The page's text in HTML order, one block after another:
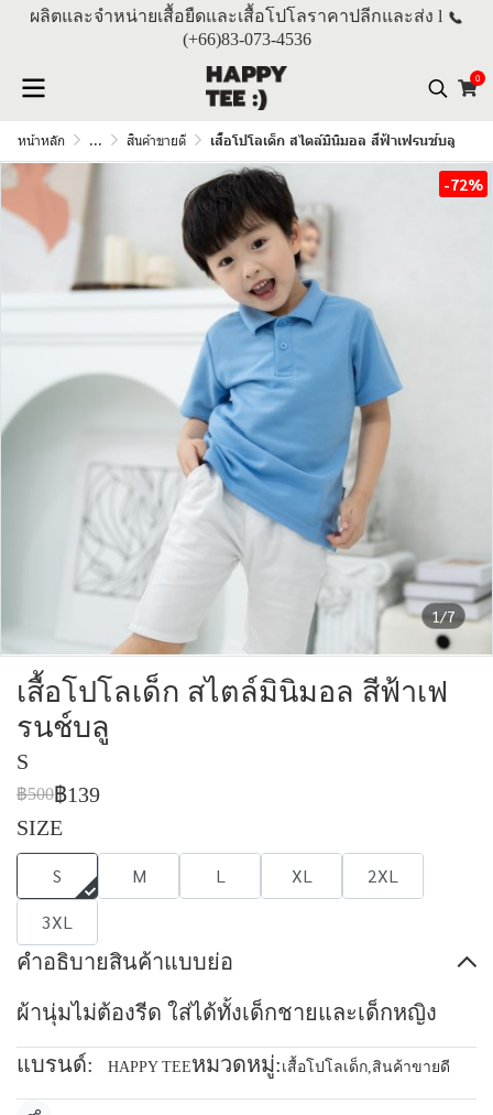
ผลิตและจำหน่ายเสื้อยืดและเสื้อโปโลราคาปลีกและส่ง l
(+66)83-073-4536
0
หน้าหลัก ... สินค้าขายดี เสื้อโปโลเด็ก สไตล์มินิมอล สีฟ้าเฟรนช์บลู
1/7
-72%
เสื้อโปโลเด็ก สไตล์มินิมอล สีฟ้าเฟ
รนช์บลู
S
฿500฿139
SIZE
S M L XL
2XL
3XL
คำอธิบายสินค้าแบบย่อ
ผ้านุ่มไม่ต้องรีด ใส่ได้ทั้งเด็กชายและเด็กหญิง
แบรนด์: HAPPY TEEหมวดหมู่: เสื้อโปโลเด็ก,สินค้าขายดี